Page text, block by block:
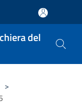
del
>